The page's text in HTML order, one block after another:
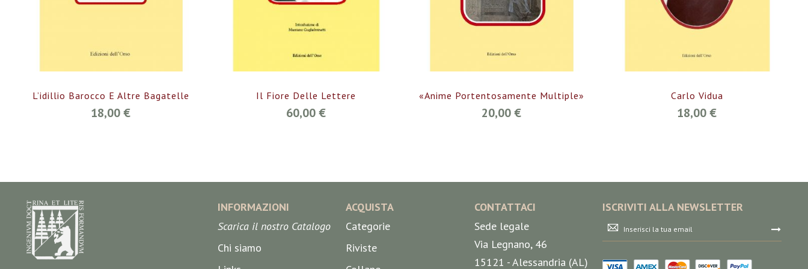
L’idillio Barocco E Altre Bagatelle
18,00 €
Il Fiore Delle Lettere
60,00 €
«Anime Portentosamente Multiple»
20,00 €
Carlo Vidua
18,00 €
INFORMAZIONI
Scarica il nostro Catalogo
Chi siamo
ACQUISTA
Categorie
Riviste
CONTATTACI
Sede legale
Via Legnano, 46
15121 - Alessandria (AL)
ISCRIVITI ALLA NEWSLETTER
Iscriviti
alla
nostra